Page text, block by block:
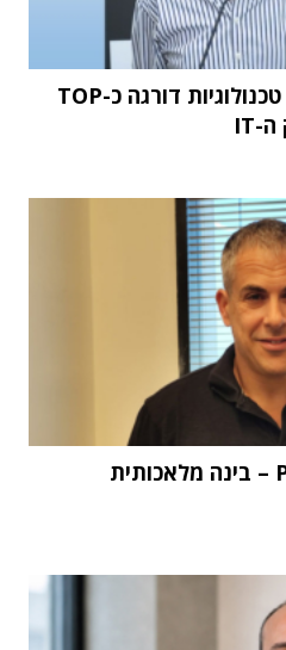
מחקר STKI השנתי: וואן טכנולוגיות דורגה כ-TOP
"העתיד הוא Physical AI – בינה מלאכותית